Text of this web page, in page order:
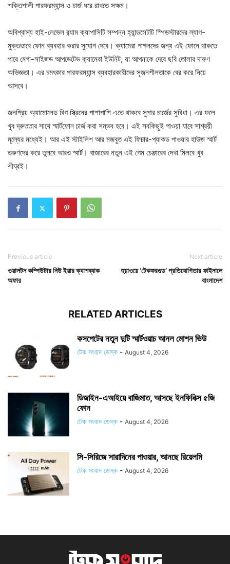
শক্তিশালী পারফরম্যান্স ও চার্জ ধরে রাখতে সক্ষম।
অবিশ্বাস্য হাই-লেভেল র‍্যাম ক্যাপাসিটি সম্পন্ন হ্যান্ডসেটটি স্পিডস্টারদের ল্যাগ-
মুক্তভাবে ফোন ব্যবহার করার সুযোগ দেবে। ক্যামেরা পাগলদের জন্য এই ফোনে থাকতে
পারে মেগা-সাইজড আপডেটেড ক্যামেরা ইউনিট, যা আপনাকে দেবে ছবি তোলার দারুণ
অভিজ্ঞতা। এর চমৎকার পারফরম্যান্স ব্যবহারকারীদের সৃজনশীলতাকে বের করে নিয়ে
আসবে।
জনপ্রিয় অ্যামোলেড বিগ স্ক্রিনের পাশাপাশি এতে থাকবে সুপার চার্জের সুবিধা। এর ফলে
খুব দ্রুততার সাথে স্মার্টফোন চার্জ করা সম্ভব হবে। এই সবকিছুই পাওয়া যাবে সাশ্রয়ী
মূল্যের মধ্যেই। আর এই স্টাইলিশ আর মজবুত এই ফিচার-প্যাকড পাওয়ার হাউজ স্মার্ট
তরুণদের করে তুলবে আরও স্মার্ট। বাজারের নতুন এই গেম চেঞ্জারের দেখা মিলবে খুব
শীঘ্রই।
Previous article
ওয়ালটন কম্পিউটার নিউ ইয়ার ক্যাশব্যাক
অফার
Next article
হুয়াওয়ে ‘টেকফরগুড’ প্রতিযোগিতার ফাইনালে
বাংলাদেশ
RELATED ARTICLES
কসপেটের নতুন দুটি স্মার্টওয়াচ আনল মোশন ভিউ
টেক সংবাদ ডেস্ক - August 4, 2026
ডিজাইন-এআইয়ে বাজিমাত, আসছে ইনফিনিক্স ৫জি
ফোন
টেক সংবাদ ডেস্ক - August 4, 2026
সি-সিরিজে সারাদিনের পাওয়ার, আনছে রিয়েলমি
টেক সংবাদ ডেস্ক - August 4, 2026